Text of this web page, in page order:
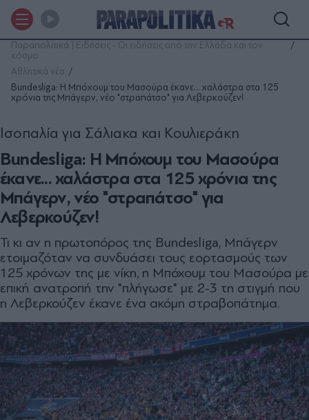
Παραπολιτικά | Ειδήσεις - Οι ειδήσεις από την Ελλάδα και τον
κόσμο
Αθλητικά νέα
Bundesliga: Η Μπόχουμ του Μασούρα έκανε... χαλάστρα στα 125
χρόνια της Μπάγερν, νέο "στραπάτσο" για Λεβερκούζεν!
Bundesliga: Η Μπόχουμ του Μασούρα
έκανε... χαλάστρα στα 125 χρόνια της
Μπάγερν, νέο "στραπάτσο" για
Λεβερκούζεν!
Ισοπαλία για Σάλιακα και Κουλιεράκη
Τι κι αν η πρωτοπόρος της Βundesliga, Μπάγερν
ετοιμαζόταν να συνδυάσει τους εορτασμούς των
125 χρόνων της με νίκη, η Μπόχουμ του Μασούρα με
επική ανατροπή την "πλήγωσε" με 2-3 τη στιγμή που
η Λεβερκούζεν έκανε ένα ακόμη στραβοπάτημα.